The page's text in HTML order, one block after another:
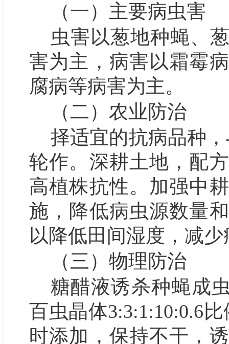
（一）主要病虫害
虫害以葱地种蝇、
害为主，病害以霜霉
腐病等病害为主。
（二）农业防治
择适宜的抗病品种
轮作。深耕土地，配
高植株抗性。加强中
施，降低病虫源数量
以降低田间湿度，减
（三）物理防治
糖醋液诱杀种蝇成
百虫晶体3:3:1:10:0.6
时添加，保持不干，